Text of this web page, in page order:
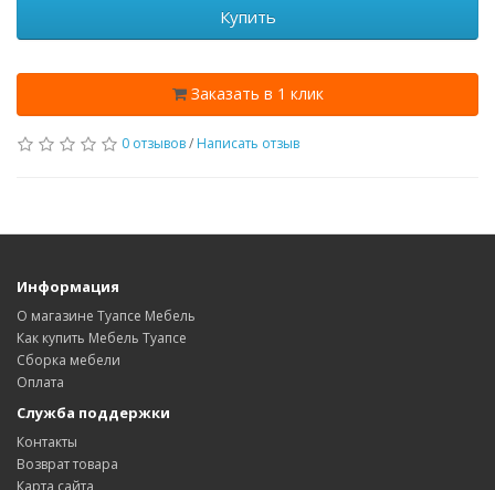
Купить
Заказать в 1 клик
0 отзывов/ Написать отзыв
Информация
О магазине Туапсе Мебель
Как купить Мебель Туапсе
Сборка мебели
Оплата
Служба поддержки
Контакты
Возврат товара
Карта сайта